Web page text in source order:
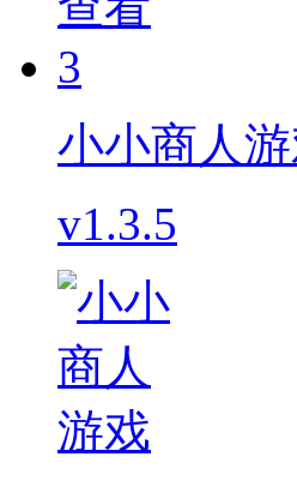
3
小小商人
v1.3.5